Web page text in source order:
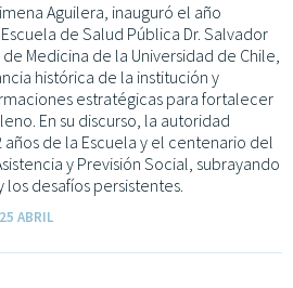
Aguilera, inauguró el año
de Salud Pública Dr. Salvador
Medicina de la Universidad de Chile,
histórica de la institución y
estratégicas para fortalecer
En su discurso, la autoridad
de la Escuela y el centenario del
y Previsión Social, subrayando
los desafíos persistentes.
25 ABRIL